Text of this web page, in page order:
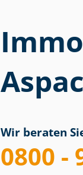
Wir beraten
0800 -